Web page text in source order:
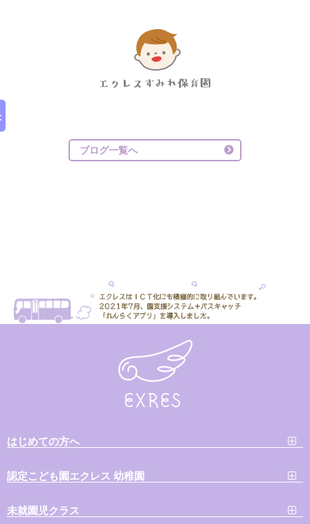
ブログ一覧へ
はじめての方へ
認定こども園エクレス 幼稚園
未就園児クラス